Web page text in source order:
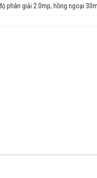
phân giải 2.0mp, hồng ngoại 30m